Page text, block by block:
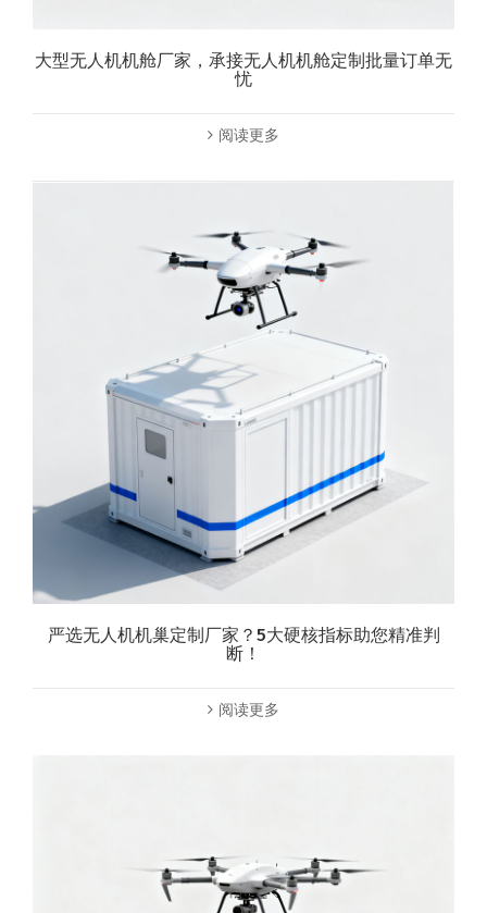
大型无人机机舱厂家，承接无人机机舱定制批量订单无
忧
阅读更多
严选无人机机巢定制厂家？5大硬核指标助您精准判
断！
阅读更多